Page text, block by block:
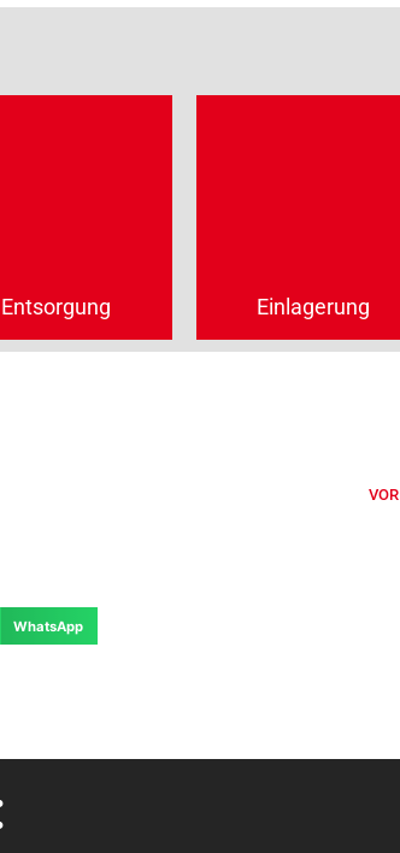
Entsorgung Einlagerung
VOR
WhatsApp